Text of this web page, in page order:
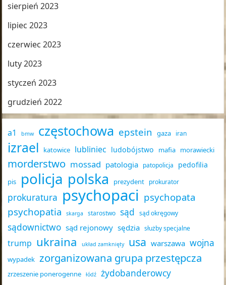
sierpień 2023
lipiec 2023
czerwiec 2023
luty 2023
styczeń 2023
grudzień 2022
a1 bmw częstochowa epstein gaza iran
izrael katowice lubliniec ludobójstwo mafia morawiecki
morderstwo mossad patologia patopolicja pedofilia
pis policja polska prezydent prokurator
prokuratura psychopaci psychopata
psychopatia
skarga starostwo sąd sąd okręgowy
sądownictwo sąd rejonowy sędzia służby specjalne
trump ukraina układ zamknięty usa warszawa wojna
wypadek zorganizowana grupa przestępcza
zrzeszenie ponerogenne łódź żydobanderowcy